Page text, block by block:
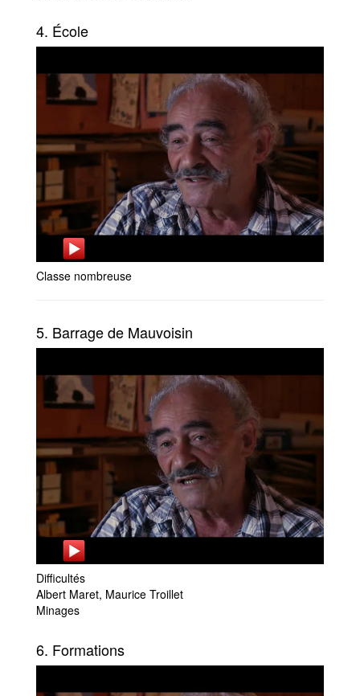
4. École
Classe nombreuse
5. Barrage de Mauvoisin
Difficultés
Albert Maret, Maurice Troillet
Minages
6. Formations